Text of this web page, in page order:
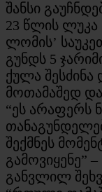
შანსი
23 წლის ლუკა
ლომის’
გუნდს 5
ქულა შესძინა
მოთამაშედ
“ეს არაფერს
შექმნეს
გამოვიყენე”
განვლილ